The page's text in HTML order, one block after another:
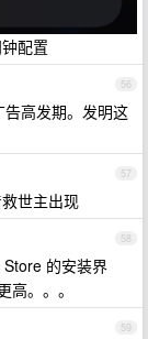
配置
56
高发期。发明这
57
世主出现
58
的安装界
。。。
59